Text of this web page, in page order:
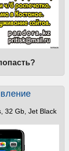
32 Gb, Jet Black